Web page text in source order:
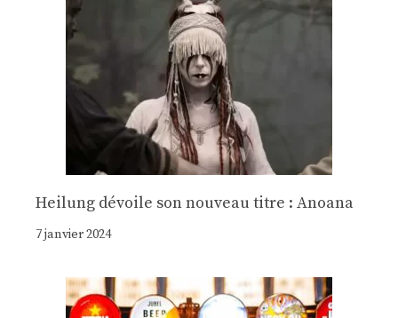
Heilung dévoile son nouveau titre : Anoana
7 janvier 2024